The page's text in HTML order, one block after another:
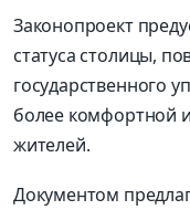
Законопроект
статуса столицы,
государственного
более комфортной
жителей.
Документом